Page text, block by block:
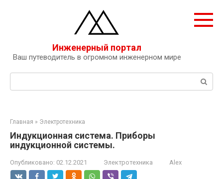
Инженерный портал
Ваш путеводитель в огромном инженерном мире
Поиск:
Главная » Электротехника
Индукционная система. Приборы
индукционной системы.
Опубликовано: 02.12.2021 Электротехника Alex